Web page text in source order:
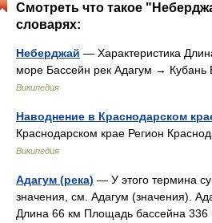
Смотреть что такое
словарях:
Неберджай — Характеристика
море Бассейн рек Адагум →
Википедия
Наводнение в Краснодарском
Краснодарском крае Регион
Википедия
Адагум (река) — У этого термина
значения, см. Адагум (значения).
Длина 66 км Площадь бассейна 336